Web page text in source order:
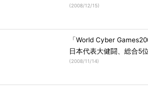
(2008/12/15)
「World Cyber
日本代表大健闘、総合5
(2008/11/14)